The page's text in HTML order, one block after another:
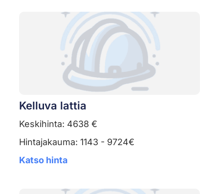
Kelluva lattia
Keskihinta: 4638 €
Hintajakauma: 1143 - 9724€
Katso hinta